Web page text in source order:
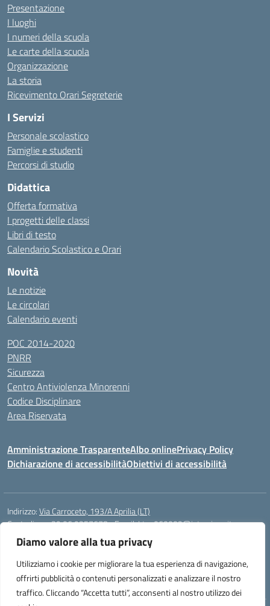
Diamo valore alla tua privacy
Utilizziamo i cookie per migliorare la tua esperienza di navigazione,
offrirti pubblicità o contenuti personalizzati e analizzare il nostro
traffico. Cliccando “Accetta tutti”, acconsenti al nostro utilizzo dei
Presentazione
I luoghi
I numeri della scuola
Le carte della scuola
Organizzazione
La storia
Ricevimento Orari Segreterie
I Servizi
Personale scolastico
Famiglie e studenti
Percorsi di studio
Didattica
Offerta formativa
I progetti delle classi
Libri di testo
Calendario Scolastico e Orari
Novità
Le notizie
Le circolari
Calendario eventi
POC 2014-2020
PNRR
Sicurezza
Centro Antiviolenza Minorenni
Codice Disciplinare
Area Riservata
Amministrazione TrasparenteAlbo onlinePrivacy Policy
Dichiarazione di accessibilitàObiettivi di accessibilità
Indirizzo:Via Carroceto, 193/A Aprilia (LT)
Centralino:+39 06 9257678 Email:Ltps060002@istruzione.it
Posta elettronica certificata (PEC): Ltps060002@pec.istruzione.it
Codice fiscale: 91001930592
Codice meccanografico: LTPS060002